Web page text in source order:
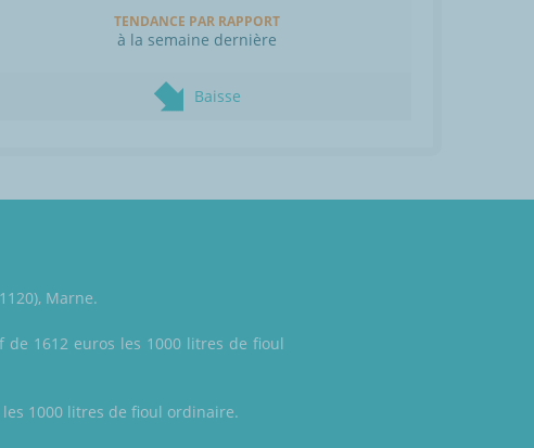
TENDANCE PAR RAPPORT
à la semaine dernière
Baisse
Marne.
1612 euros les 1000 litres de fioul
1000 litres de fioul ordinaire.